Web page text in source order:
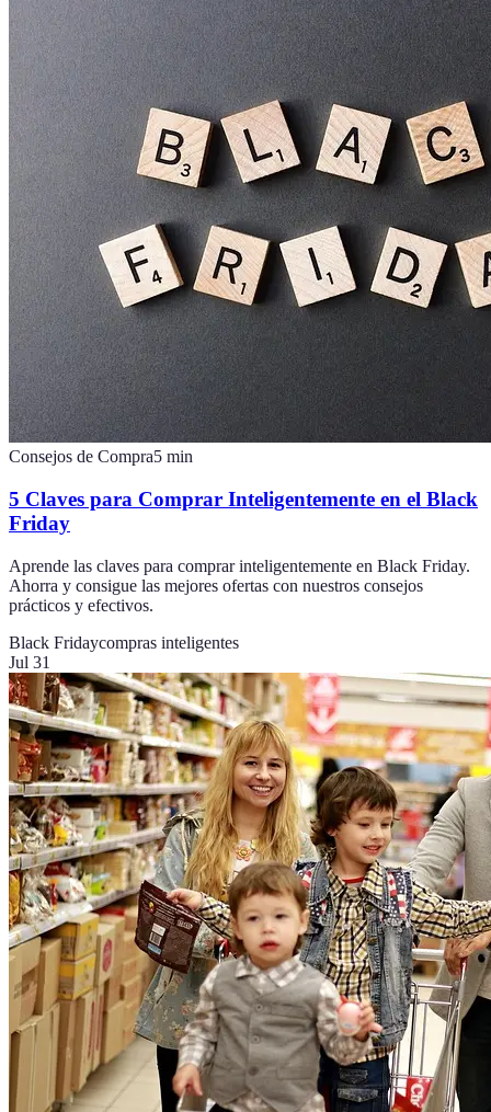
Consejos de Compra5 min
5 Claves para Comprar Inteligentemente en el Black
Friday
Aprende las claves para comprar inteligentemente en Black Friday.
Ahorra y consigue las mejores ofertas con nuestros consejos
prácticos y efectivos.
Black Fridaycompras inteligentes
Jul 31